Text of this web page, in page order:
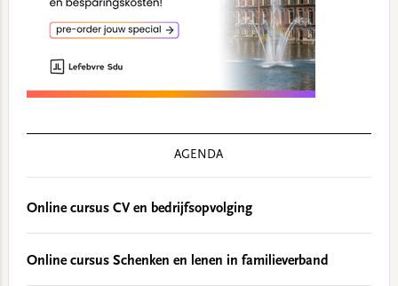
AGENDA
Online cursus CV en bedrijfsopvolging
Online cursus Schenken en lenen in familieverband